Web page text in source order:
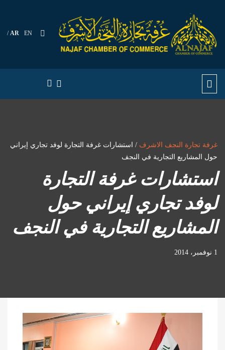
AR EN
غرفة تجارة النجف الاشرف / استشارات غرفة التجارة لوفد تجاري إيراني
حول المشاريع التجارية في النجف
استشارات غرفة التجارة
لوفد تجاري إيراني حول
المشاريع التجارية في النجف
1 نوفمبر، 2014